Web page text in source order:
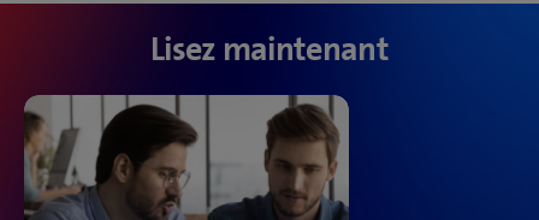
Lisez maintenant